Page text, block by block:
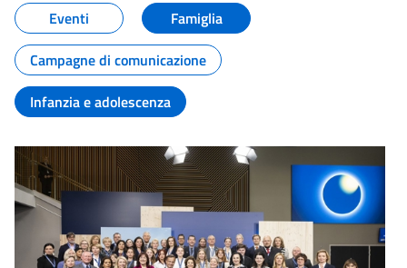
Eventi
Famiglia
Campagne di comunicazione
Infanzia e adolescenza